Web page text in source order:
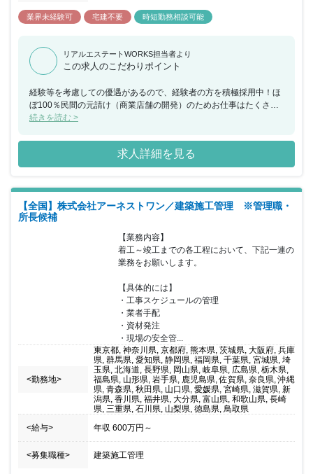
業界未経験可 宅建不要 時短勤務相談可能
リアルエステートWORKS担当者より
この求人のこだわりポイント
経験等を考慮しての優遇があるので、経験者の方を積極採用中！ほ
ぼ100％民間の元請け（商業店舗の開発）のためお仕事はたくさん
あります。
続きを読む >
求人詳細を見る
【全国】株式会社アーネストワン／建築施工管理 ※管理職・
所長候補
【業務内容】
着工～竣工までの各工程において、下記一連の
業務をお願いします。
【具体的には】
・工事スケジュールの管理
・業者手配
・資材発注
・現場の安全管...
<勤務地>
東京都, 神奈川県, 京都府, 熊本県, 茨城県, 大阪府, 兵庫
県, 群馬県, 愛知県, 静岡県, 福岡県, 千葉県, 宮城県, 埼
玉県, 北海道, 長野県, 岡山県, 岐阜県, 広島県, 栃木県,
福島県, 山形県, 岩手県, 鹿児島県, 佐賀県, 奈良県, 沖縄
県, 青森県, 秋田県, 山口県, 愛媛県, 宮崎県, 滋賀県, 新
潟県, 香川県, 福井県, 大分県, 富山県, 和歌山県, 長崎
県, 三重県, 石川県, 山梨県, 徳島県, 鳥取県
<給与>
年収 600万円 ～
<募集職種> 建築施工管理